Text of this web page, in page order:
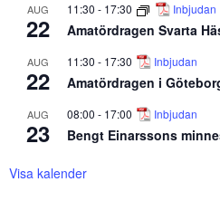
AUG
22
11:30 - 17:30 Inbjudan
Amatördragen Svarta
AUG
22
11:30 - 17:30 Inbjudan
Amatördragen i
AUG
23
08:00 - 17:00 Inbjudan
Bengt Einarssons
Visa kalender